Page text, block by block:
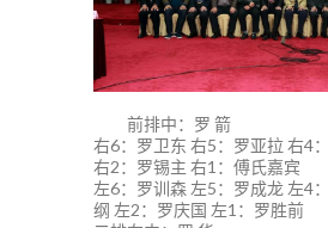
前排中：罗 箭
右6：罗卫东 右5：罗亚拉 右4
右2：罗锡主 右1：傅氏嘉宾
左6：罗训森 左5：罗成龙 左4
纲 左2：罗庆国 左1：罗胜前